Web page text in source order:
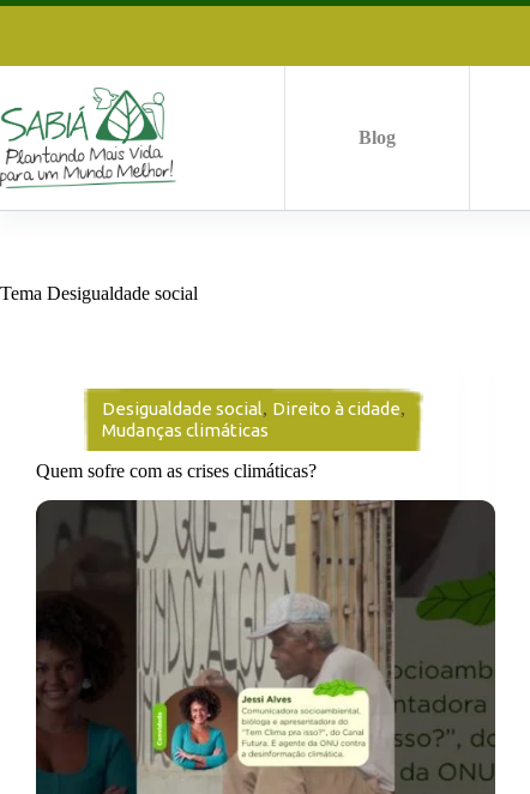
Pular
Blog
Tema Desigualdade social
Desigualdade social, Direito à cidade,
Mudanças climáticas
Quem sofre com as crises climáticas?